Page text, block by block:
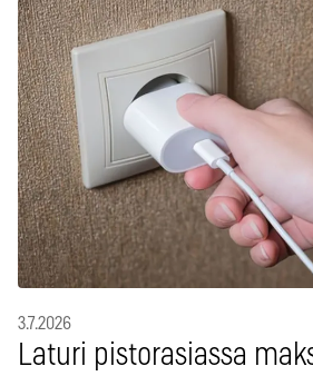
3.7.2026
Laturi pistorasiassa